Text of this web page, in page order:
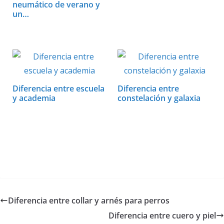
neumático de verano y
un…
Diferencia entre escuela
y academia
Diferencia entre
constelación y galaxia
Diferencia entre collar y arnés para perros
Diferencia entre cuero y piel